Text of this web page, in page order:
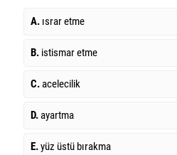
A. ısrar etme
B. istismar etme
C.acelecilik
D.ayartma
E.yüz üstü bırakma